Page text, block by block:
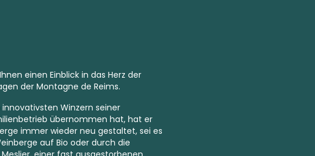
einen Einblick in das Herz der
der Montagne de Reims.
Winzern seiner
übernommen hat, hat er
immer wieder neu gestaltet, sei es
auf Bio oder durch die